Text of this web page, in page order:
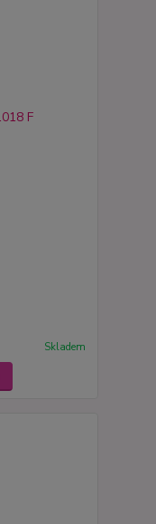
Skladem